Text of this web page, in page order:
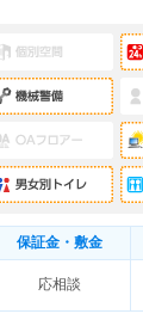
保証金・敷金
応相談